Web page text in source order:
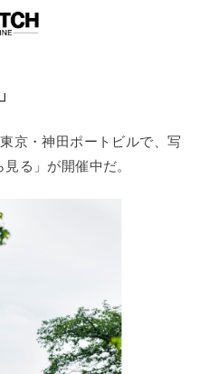
京・神田ポートビルで、写
る」が開催中だ。